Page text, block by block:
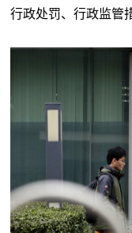
行政处罚、行政监管